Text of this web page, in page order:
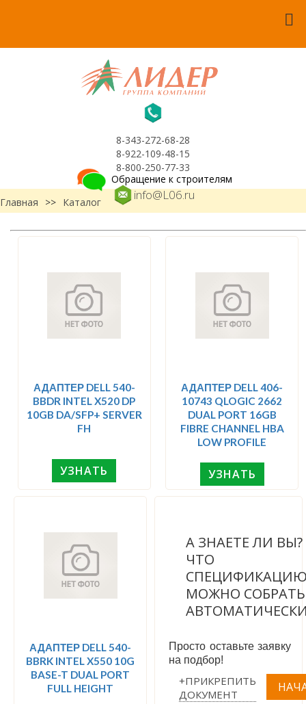
8-343-272-68-28
8-922-109-48-15
8-800-250-77-33
info@L06.ru
Обращение к строителям
Главная
>> Каталог
АДАПТЕР DELL 540-
BBDR INTEL X520 DP
10GB DA/SFP+ SERVER
FH
УЗНАТЬ
АДАПТЕР DELL 406-
10743 QLOGIC 2662
DUAL PORT 16GB
FIBRE CHANNEL HBA
LOW PROFILE
УЗНАТЬ
АДАПТЕР DELL 540-
BBRK INTEL X550 10G
BASE-T DUAL PORT
FULL HEIGHT
А ЗНАЕТЕ ЛИ ВЫ?
ЧТО
МОЖНО СОБРАТЬ
Просто оставьте заявку
на подбор!
+ПРИКРЕПИТЬ
ДОКУМЕНТ